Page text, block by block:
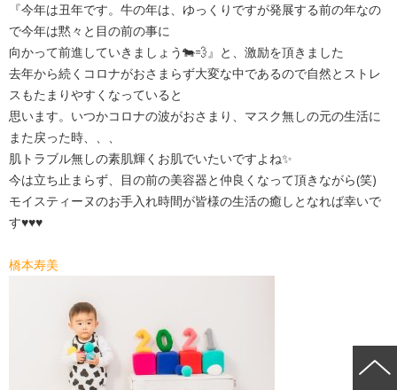
『今年は丑年です。牛の年は、ゆっくりですが発展する前の年なの
で今年は黙々と目の前の事に
向かって前進していきましょう🐄💨』と、激励を頂きました
去年から続くコロナがおさまらず大変な中であるので自然とストレ
スもたまりやすくなっていると
思います。いつかコロナの波がおさまり、マスク無しの元の生活に
また戻った時、、、
肌トラブル無しの素肌輝くお肌でいたいですよね✨
今は立ち止まらず、目の前の美容器と仲良くなって頂きながら(笑)
モイスティーヌのお手入れ時間が皆様の生活の癒しとなれば幸いで
す♥♥♥
橋本寿美